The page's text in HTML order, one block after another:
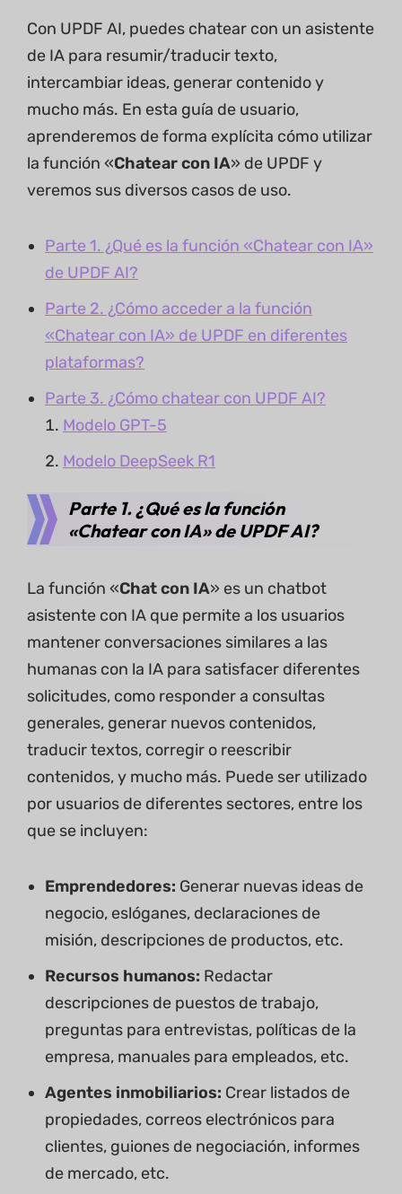
Con UPDF AI, puedes chatear con un asistente
de IA para resumir/traducir texto,
intercambiar ideas, generar contenido y
mucho más. En esta guía de usuario,
aprenderemos de forma explícita cómo utilizar
la función «Chatear con IA» de UPDF y
veremos sus diversos casos de uso.
Parte 1. ¿Qué es la función «Chatear con IA»
de UPDF AI?
Parte 2. ¿Cómo acceder a la función
«Chatear con IA» de UPDF en diferentes
plataformas?
Parte 3. ¿Cómo chatear con UPDF AI?
Modelo GPT-5
Modelo DeepSeek R1
Parte 1. ¿Qué es la función
«Chatear con IA» de UPDF AI?
La función «Chat con IA» es un chatbot
asistente con IA que permite a los usuarios
mantener conversaciones similares a las
humanas con la IA para satisfacer diferentes
solicitudes, como responder a consultas
generales, generar nuevos contenidos,
traducir textos, corregir o reescribir
contenidos, y mucho más. Puede ser utilizado
por usuarios de diferentes sectores, entre los
que se incluyen:
Emprendedores: Generar nuevas ideas de
negocio, eslóganes, declaraciones de
misión, descripciones de productos, etc.
Recursos humanos: Redactar
descripciones de puestos de trabajo,
preguntas para entrevistas, políticas de la
empresa, manuales para empleados, etc.
Agentes inmobiliarios: Crear listados de
propiedades, correos electrónicos para
clientes, guiones de negociación, informes
de mercado, etc.